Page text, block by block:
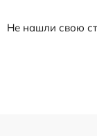
Не нашли свою